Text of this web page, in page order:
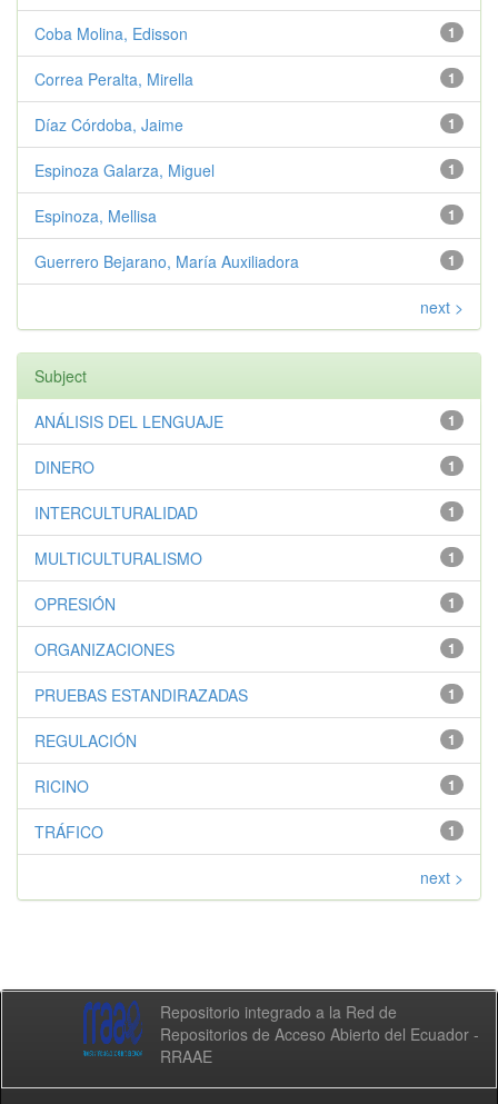
1
Coba Molina, Edisson
1
Correa Peralta, Mirella
1
Díaz Córdoba, Jaime
1
Espinoza Galarza, Miguel
1
Espinoza, Mellisa
1
Guerrero Bejarano, María Auxiliadora
next >
Subject
1
ANÁLISIS DEL LENGUAJE
1
DINERO
1
INTERCULTURALIDAD
1
MULTICULTURALISMO
1
OPRESIÓN
1
ORGANIZACIONES
1
PRUEBAS ESTANDIRAZADAS
1
REGULACIÓN
1
RICINO
1
TRÁFICO
next >
Repositorio integrado a la Red de
Repositorios de Acceso Abierto del Ecuador -
RRAAE